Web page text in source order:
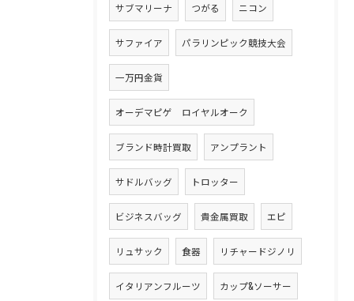
サブマリーナ つがる ニコン
サファイア パラリンピック競技大会
一万円金貨
オーデマピゲ ロイヤルオーク
ブランド時計買取 アンプラント
サドルバッグ トロッター
ビジネスバッグ 貴金属買取 エピ
リュサック 食器 リチャードジノリ
イタリアンフルーツ カップ&ソーサー